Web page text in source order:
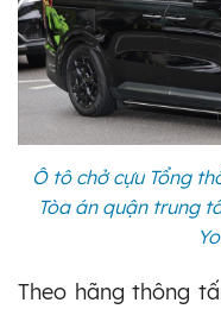
Ô tô chở cựu Tổng
Tòa án quận trung
Theo hãng thông